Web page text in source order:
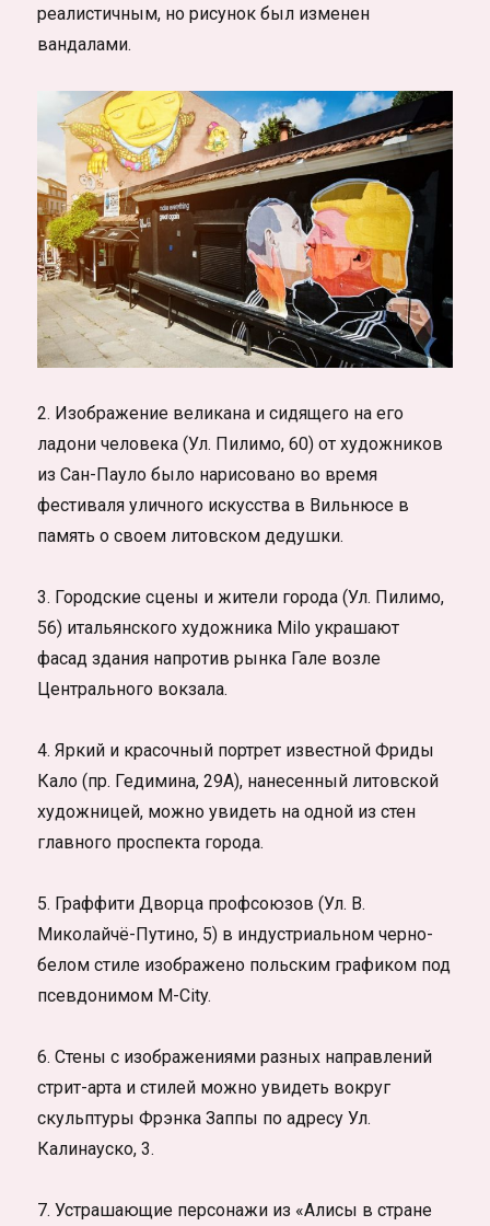
реалистичным, но рисунок был изменен
вандалами.
2. Изображение великана и сидящего на его
ладони человека (Ул. Пилимо, 60) от художников
из Сан-Пауло было нарисовано во время
фестиваля уличного искусства в Вильнюсе в
память о своем литовском дедушки.
3. Городские сцены и жители города (Ул. Пилимо,
56) итальянского художника Milo украшают
фасад здания напротив рынка Гале возле
Центрального вокзала.
4. Яркий и красочный портрет известной Фриды
Кало (пр. Гедимина, 29А), нанесенный литовской
художницей, можно увидеть на одной из стен
главного проспекта города.
5. Граффити Дворца профсоюзов (Ул. В.
Миколайчё-Путино, 5) в индустриальном черно-
белом стиле изображено польским графиком под
псевдонимом M-City.
6. Стены с изображениями разных направлений
стрит-арта и стилей можно увидеть вокруг
скульптуры Фрэнка Заппы по адресу Ул.
Калинауско, 3.
7. Устрашающие персонажи из «Алисы в стране